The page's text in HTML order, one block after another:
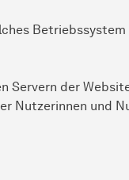
Servern der
Nutzerinnen und